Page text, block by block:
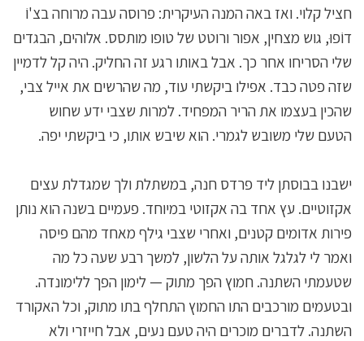
חציל קלוי. ואז באה המנה העיקרית: פרוסה עבה מרוחה בצ'וֹ
דוֹפוּ, גוש מצחין, אפור ורוטט של טופו מותסס. אלוהים, הבגדים
שלי הסריחו אחר כך. אבל באותו רגע זה החליק. היה קל לדמיין
שזה פטה כבד. אפילו ביקשתי עוד, מה שהרשים את אייל צבי,
שהכין בעצמו את הריר המפחיד. למרות שצבי ידע שחוש
הטעם שלי משובש לגמרי. הוא שיבש אותו, כי ביקשתי יפה.
ישבנו בבוסתן ליד פרדס חנה, במשתלת ולך שמגדלת עצים
אקזוטיים. עץ אחד בה אקזוטי במיוחד. פעמיים בשנה הוא נותן
פירות אדומים קטנים, ואחרי שצבי גילף מאחד מהם פיסה
ואמר לי לגלגל אותה על הלשון, למשך רבע שעה כל מה
שטעמתי השתנה. חמוץ הפך מתוק — לימון הפך ללימונדה.
ובטעמים מורכבים התו החמוץ התחלף בתו מתוק, וכל האקורד
השתנה. לדברים מוכרים היה טעם נעים, אבל חייזרי ולא